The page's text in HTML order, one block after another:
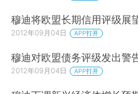
穆迪将欧盟长期信用评级展
2012年09月04日 APP打开
穆迪对欧盟债务评级发出警
2012年09月04日 APP打开